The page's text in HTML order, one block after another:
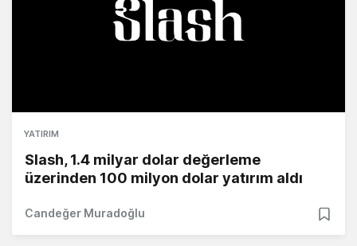
YATIRIM
Slash, 1.4 milyar dolar değerleme
üzerinden 100 milyon dolar yatırım aldı
Candeğer Muradoğlu